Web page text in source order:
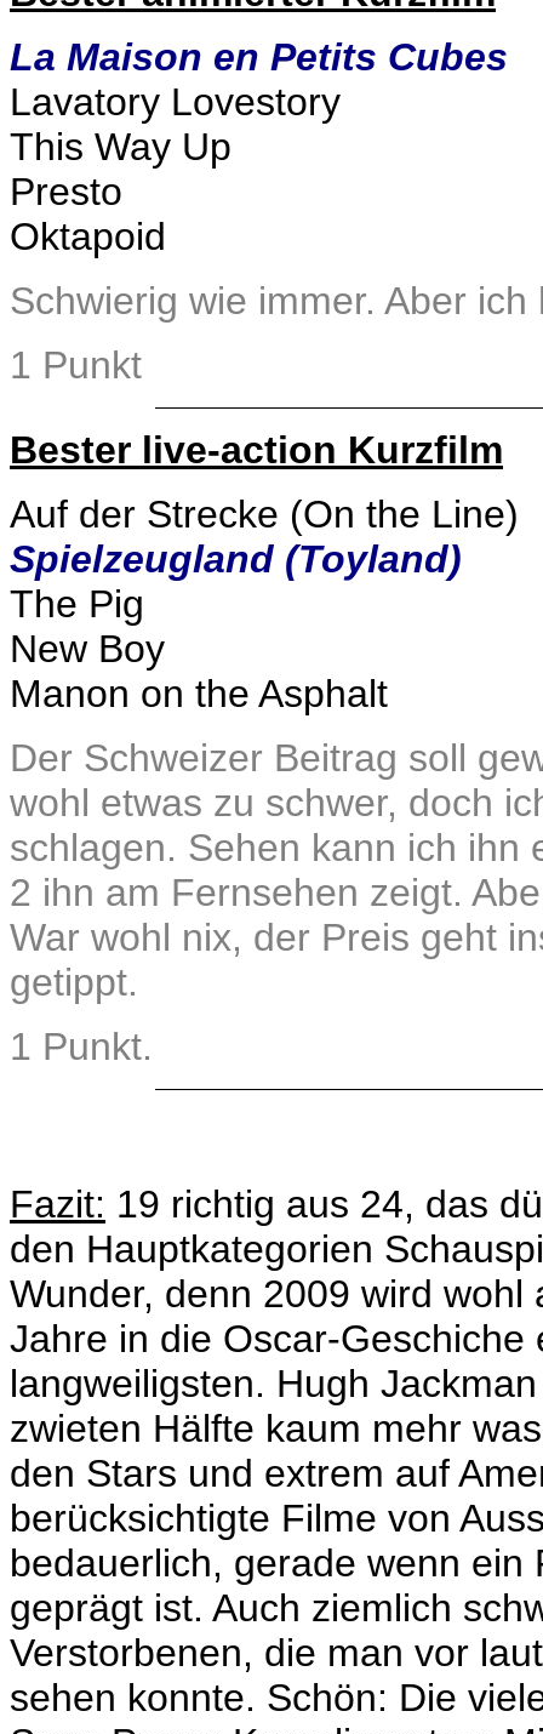
La Maison en Petits Cubes
Lavatory Lovestory
This Way Up
Presto
Oktapoid
Schwierig wie immer. Aber
1 Punkt
Bester live-action Kurzfilm
Auf der Strecke (On the Line)
Spielzeugland (Toyland)
The Pig
New Boy
Manon on the Asphalt
Der Schweizer Beitrag soll
wohl etwas zu schwer, doch
schlagen. Sehen kann ich ihn
2 ihn am Fernsehen zeigt.
War wohl nix, der Preis geht
getippt.
1 Punkt.
Fazit: 19 richtig aus 24, das
den Hauptkategorien
Wunder, denn 2009 wird
Jahre in die Oscar-
langweiligsten. Hugh
zwieten Hälfte kaum mehr
den Stars und extrem auf
berücksichtigte Filme von
bedauerlich, gerade wenn
geprägt ist. Auch ziemlich
Verstorbenen, die man vor
sehen konnte. Schön: Die